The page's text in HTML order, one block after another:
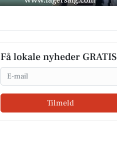
Få lokale nyheder GRATIS
Email
Tilmeld